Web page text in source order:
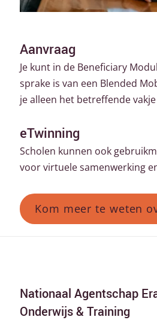
Aanvraag
Je kunt in de Beneficiary
sprake is van een Blended
je alleen het betreffende
eTwinning
Scholen kunnen ook
voor virtuele samenwerking
Kom meer te weten
Nationaal Agentschap
Onderwijs & Training